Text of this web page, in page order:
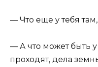
— Что еще у тебя
— А что может быть
проходят, дела